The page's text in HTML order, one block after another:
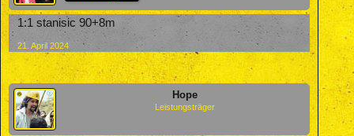
1:1 stanisic 90+8m
21. April 2024
Hope
Leistungsträger